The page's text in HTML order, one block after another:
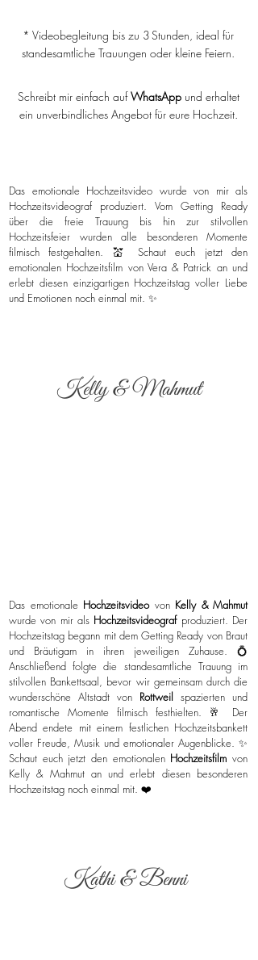
* Videobegleitung bis zu 3 Stunden, ideal für
standesamtliche Trauungen oder kleine Feiern.
Schreibt mir einfach aufWhatsAppund erhaltet
ein unverbindliches Angebot für eure Hochzeit.
Das emotionale Hochzeitsvideo wurde von mir als
Hochzeitsvideograf produziert. Vom Getting Ready
über die freie Trauung bis hin zur stilvollen
Hochzeitsfeier wurden alle besonderen Momente
filmisch festgehalten. 💒 Schaut euch jetzt den
emotionalen Hochzeitsfilm von Vera & Patrick an und
erlebt diesen einzigartigen Hochzeitstag voller Liebe
und Emotionen noch einmal mit. ✨
Kelly & Mahmut
Das emotionale Hochzeitsvideovon Kelly & Mahmut
wurde von mir als Hochzeitsvideograf produziert. Der
Hochzeitstag begann mit dem Getting Ready von Braut
und Bräutigam in ihren jeweiligen Zuhause. 💍
Anschließend folgte die standesamtliche Trauung im
stilvollen Bankettsaal, bevor wir gemeinsam durch die
wunderschöne Altstadt von Rottweil spazierten und
romantische Momente filmisch festhielten. 🥂 Der
Abend endete mit einem festlichen Hochzeitsbankett
voller Freude, Musik und emotionaler Augenblicke. ✨
Schaut euch jetzt den emotionalen Hochzeitsfilmvon
Kelly & Mahmut an und erlebt diesen besonderen
Hochzeitstag noch einmal mit. ❤️
Kathi & Benni